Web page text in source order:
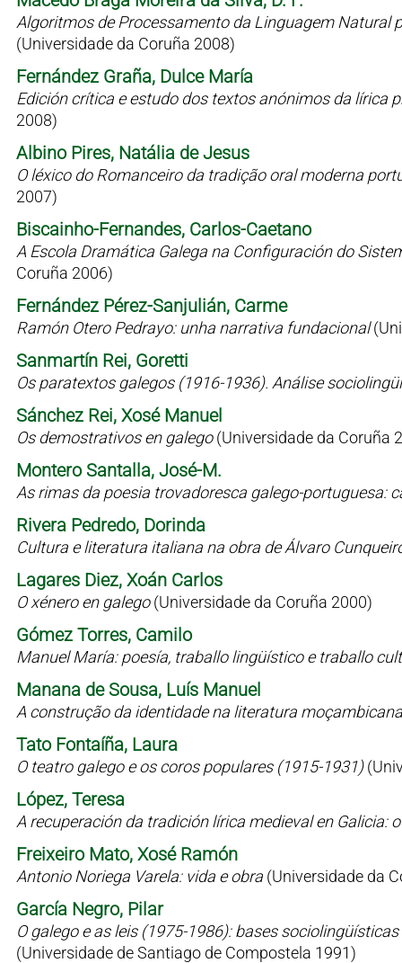
Algoritmos de Processamento da Linguagem Natural
(Universidade da Coruña 2008)
Fernández Graña, Dulce María
Edición crítica e estudo dos textos anónimos da lírica
2008)
Albino Pires, Natália de Jesus
O léxico do Romanceiro da tradição oral moderna
2007)
Biscainho-Fernandes, Carlos-Caetano
A Escola Dramática Galega na Configuración do
Coruña 2006)
Fernández Pérez-Sanjulián, Carme
Ramón Otero Pedrayo: unha narrativa fundacional
Sanmartín Rei, Goretti
Os paratextos galegos (1916-1936). Análise
Sánchez Rei, Xosé Manuel
Os demostrativos en galego(Universidade da Coruña
Montero Santalla, José-M.
As rimas da poesia trovadoresca galego-portuguesa:
Rivera Pedredo, Dorinda
Cultura e literatura italiana na obra de Álvaro
Lagares Diez, Xoán Carlos
O xénero en galego(Universidade da Coruña 2000)
Gómez Torres, Camilo
Manuel María: poesía, traballo lingüístico e traballo
Manana de Sousa, Luís Manuel
A construção da identidade na literatura
Tato Fontaíña, Laura
O teatro galego e os coros populares (1915-1931)
López, Teresa
A recuperación da tradición lírica medieval en Galicia:
Freixeiro Mato, Xosé Ramón
Antonio Noriega Varela: vida e obra (Universidade da
García Negro, Pilar
O galego e as leis (1975-1986): bases
(Universidade de Santiago de Compostela 1991)